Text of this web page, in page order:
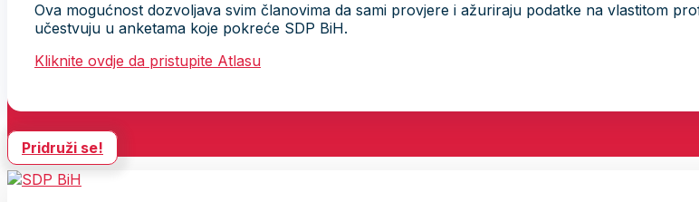
Ova mogućnost dozvoljava svim članovima da sami provjere i ažuriraju podatke na vlastitom
učestvuju u anketama koje pokreće SDP BiH.
Kliknite ovdje da pristupite Atlasu
Pridruži se!